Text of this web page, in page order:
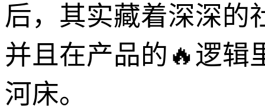
后，其实藏着深深的
并且在产品的🔥逻辑
河床。